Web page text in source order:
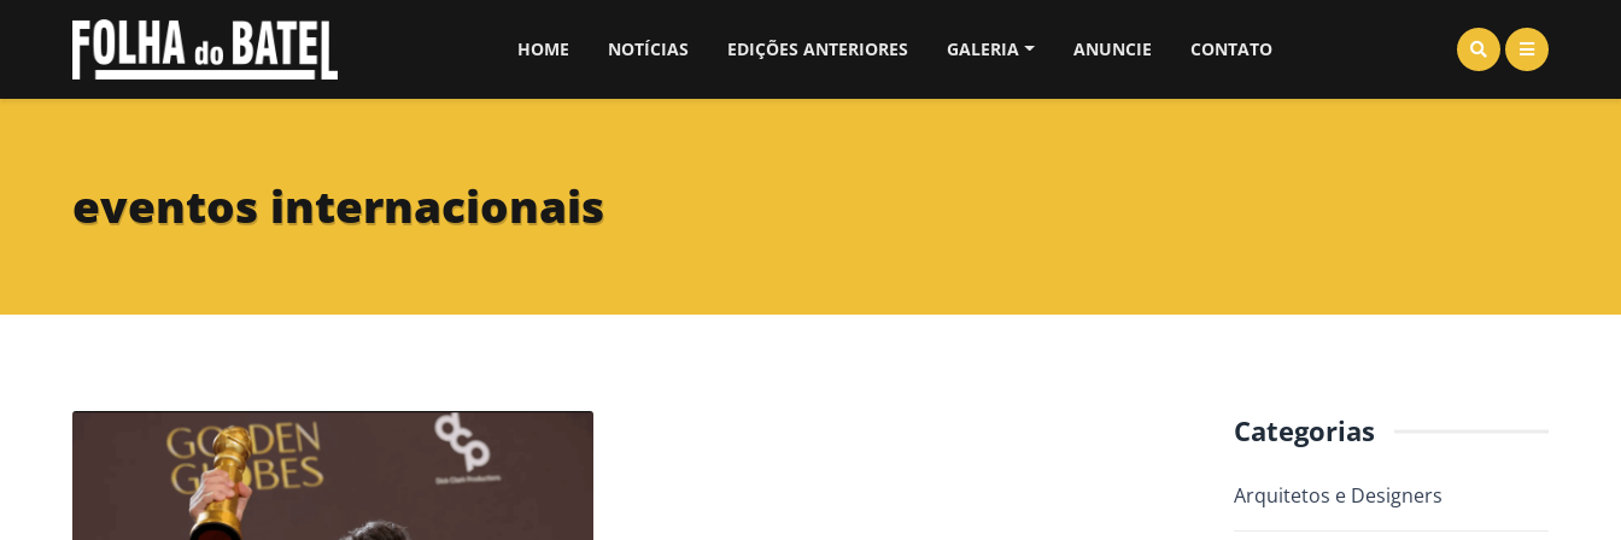
HOME NOTÍCIAS EDIÇÕES ANTERIORES GALERIA ANUNCIE CONTATO
eventos internacionais
Categorias
Arquitetos e Designers